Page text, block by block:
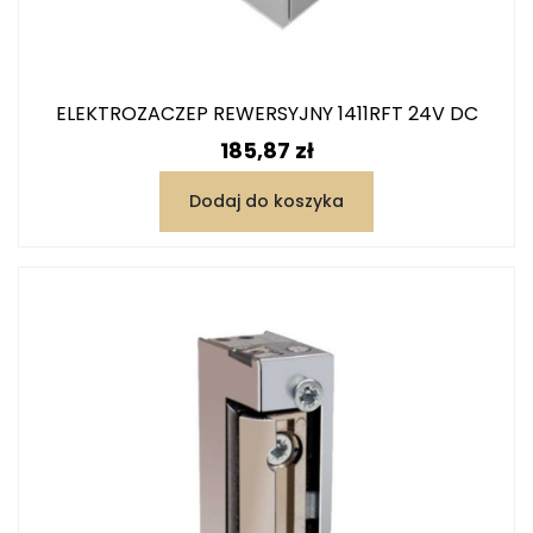
ELEKTROZACZEP REWERSYJNY 1411RFT 24V DC
Cena
185,87 zł
Dodaj do koszyka